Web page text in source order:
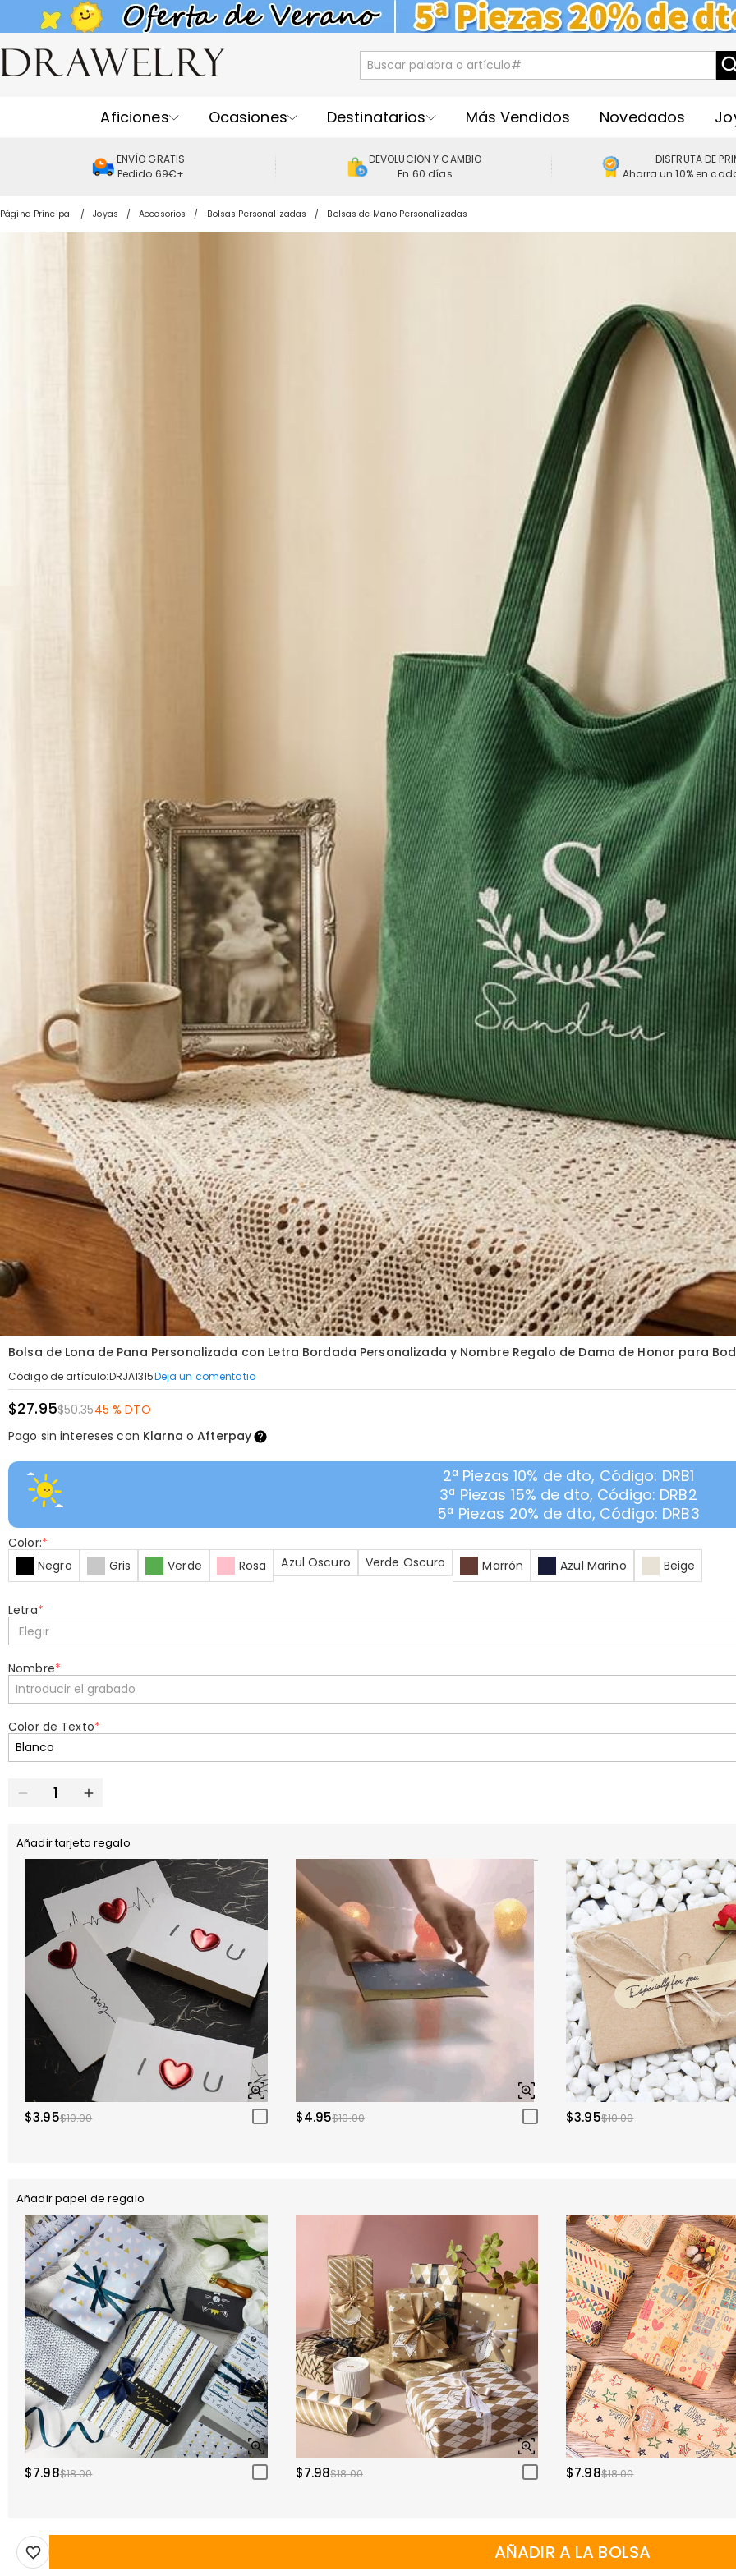
Aficiones Ocasiones Destinatarios Más Vendidos Novedados
ENVÍO GRATIS
Pedido 69€+
DEVOLUCIÓN Y CAMBIO
En 60 días
DISFRUTA DE
Ahorra un 10% en
Página Principal Joyas Accesorios Bolsas Personalizadas Bolsas de Mano Personalizadas
Bolsa de Lona de Pana Personalizada con Letra Bordada Personalizada y Nombre Regalo de Dama de Honor para
Código de artículo:DRJA1315Deja un comentatio
$27.95$50.3545 % DTO
Pago sin intereses con Klarna oAfterpay
2ª Piezas 10% de dto, Código: DRB1
3ª Piezas 15% de dto, Código: DRB2
5ª Piezas 20% de dto, Código: DRB3
Color:*
Negro
Gris Verde Rosa Azul Oscuro Verde Oscuro Marrón Azul Marino Beige
Letra*
Elegir
Nombre*
Color de Texto*
Añadir tarjeta regalo
$3.95$10.00 $4.95$10.00 $3.95$10.00
Añadir papel de regalo
$7.98$18.00 $7.98$18.00 $7.98$18.00
AÑADIR A LA BOLSA